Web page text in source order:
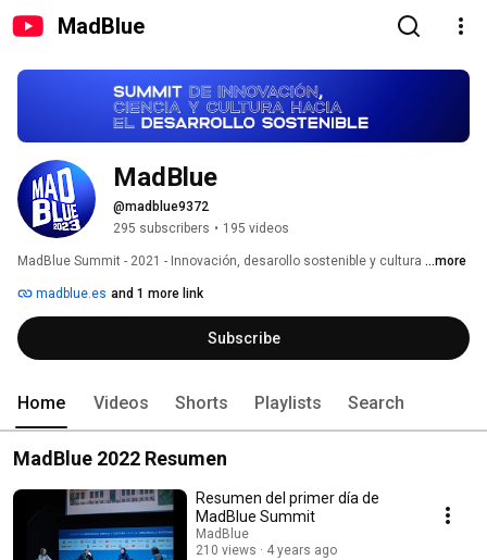
MadBlue
MadBlue
@madblue9372
295 subscribers • 195 videos
MadBlue Summit - 2021 - Innovación, desarollo sostenible y cultura ...more
madblue.es and 1 more link
Subscribe
Home Videos Shorts Playlists Search
MadBlue 2022 Resumen
Resumen del primer día de
MadBlue Summit
MadBlue
210 views
4 years ago